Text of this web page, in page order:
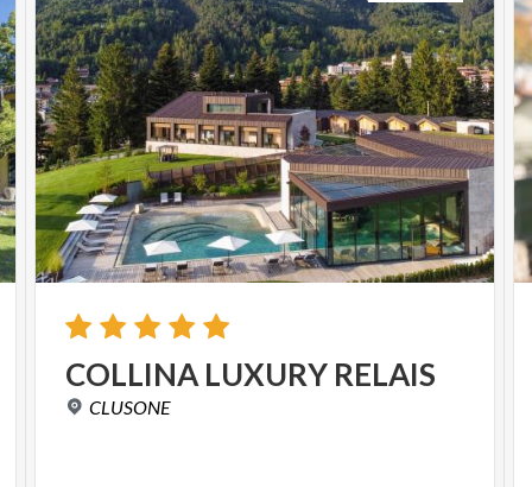
COLLINA LUXURY RELAIS
CLUSONE